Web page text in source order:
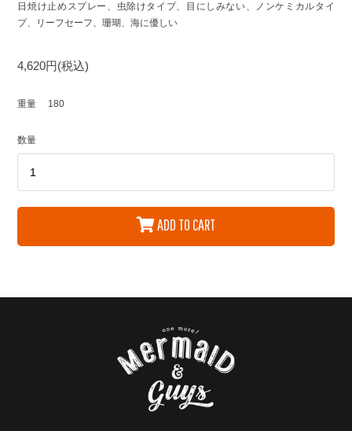
日焼け止めスプレー、虫除けタイプ、目にしみない、ノンケミカルタイ
プ、リーフセーフ、珊瑚、海に優しい
4,620円(税込)
重量 180
数量
ADD TO CART